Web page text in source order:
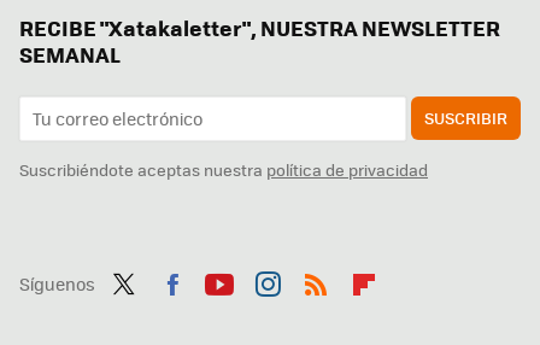
RECIBE "Xatakaletter", NUESTRA NEWSLETTER
SEMANAL
SUSCRIBIR
Suscribiéndote aceptas nuestra política de privacidad
Síguenos